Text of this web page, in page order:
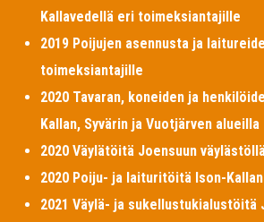
Kallavedellä eri toimeksiantajille
2019 Poijujen asennusta ja
toimeksiantajille
2020 Tavaran, koneiden ja
Kallan, Syvärin ja Vuotjärven alueilla
2020 Väylätöitä Joensuun
2020 Poiju- ja laituritöitä Ison-
2021 Väylä- ja sukellustukialustöitä